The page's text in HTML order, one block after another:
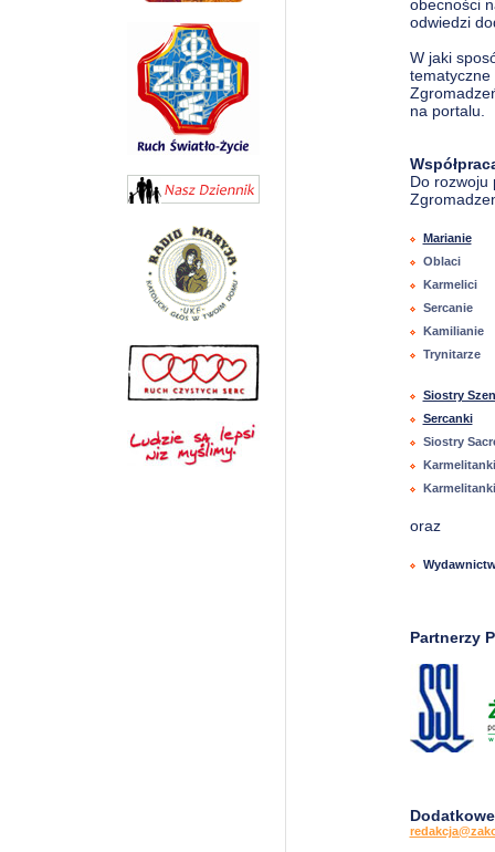
obecności
odwiedzi
W jaki
tematyczne
na portalu.
Do rozwoju
Marianie
Oblaci
Karmelici
Sercanie
Kamilianie
Trynitarze
Siostry
Sercanki
Siostry
Karmelitanki
oraz
Partnerzy